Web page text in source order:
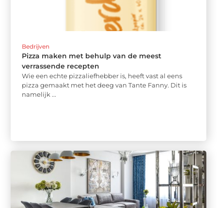
Bedrijven
Pizza maken met behulp van de meest
verrassende recepten
Wie een echte pizzaliefhebber is, heeft vast al eens
pizza gemaakt met het deeg van Tante Fanny. Dit is
namelijk ...